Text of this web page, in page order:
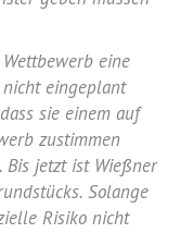
eine
eingeplant
sie einem auf
zustimmen
Bis jetzt ist Wießner
Solange
Risiko nicht